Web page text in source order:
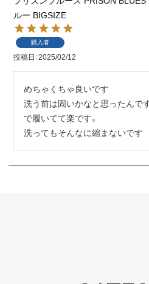
ルー BIGSIZE
購入者
投稿日 2025/02/12
めちゃくちゃ良いです
洗う前は固いかなと思ったんで
で履いてて楽です。
洗ってもそんなに縮まないです